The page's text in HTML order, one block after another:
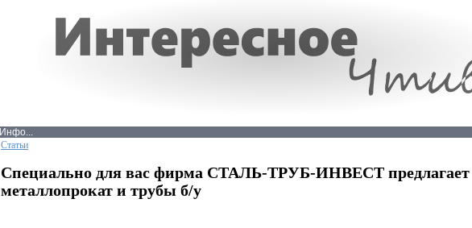
Инфо...
Статьи
Специально для вас фирма СТАЛЬ-ТРУБ-ИНВЕСТ предлагает
металлопрокат и трубы б/у